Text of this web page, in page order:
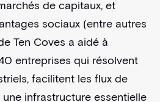
de capitaux, et
sociaux (entre autres
Ten Coves a aidé à
entreprises qui résolvent
facilitent les flux de
infrastructure essentielle